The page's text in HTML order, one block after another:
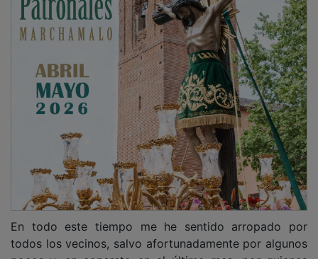
todos los vecinos, salvo afortunadamente por algunos
pocos y, en concreto en el último mes, por quienes